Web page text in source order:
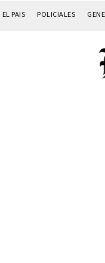
EL PAIS POLICIALES